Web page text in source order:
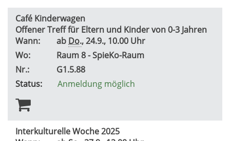
Café Kinderwagen
Offener Treff für Eltern und Kinder von 0-3 Jahren
Wann:
ab Do., 24.9., 10.00 Uhr
Wo:
Raum 8 - SpieKo-Raum
Nr.:
G1.5.88
Status:
Anmeldung möglich
Interkulturelle Woche 2025